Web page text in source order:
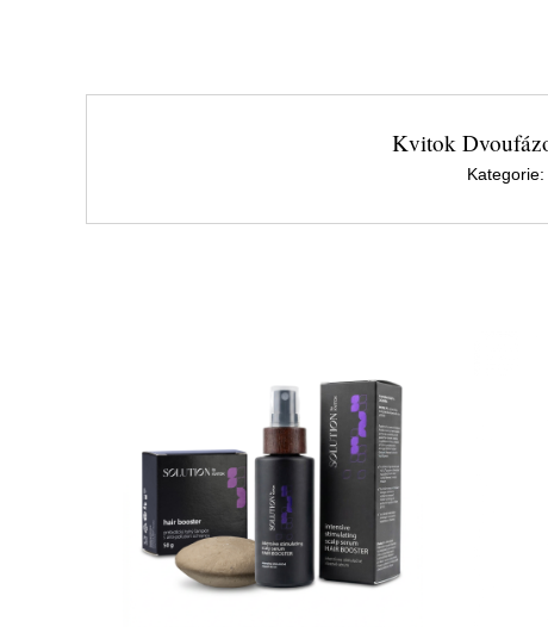
Kvitok
Kategorie: